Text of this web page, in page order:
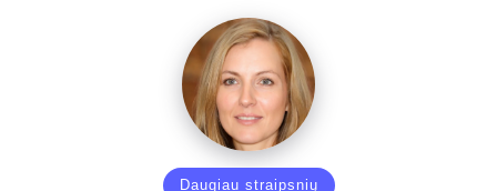
Daugiau straipsnių